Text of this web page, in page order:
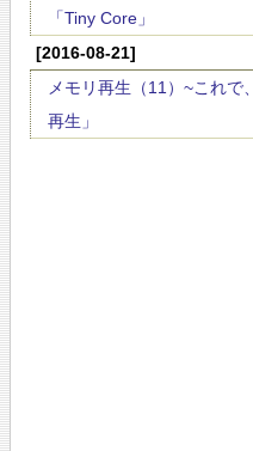
「Tiny Core」
[2016-08-21]
メモリ再生（11）~これで
再生」